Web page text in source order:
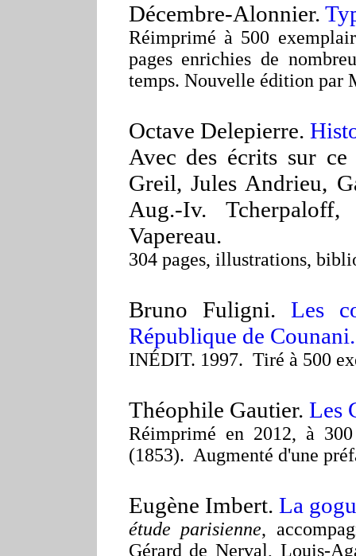
Décembre-Alonnier.
Réimprimé à 500
pages enrichies de
temps. Nouvelle édition par
Octave Delepierre.
Avec des écrits sur
Greil, Jules Andrieu,
Aug.-Iv. Tcherpaloff,
Vapereau.
304 pages, illustrations,
Bruno Fuligni. Les
République de Counani.
INÉDIT. 1997. Tiré à 500
Théophile Gautier. Les
Réimprimé en 2012, à
(1853). Augmenté d'une
Eugène Imbert. La
étude parisienne,
Gérard de Nerval, Louis-